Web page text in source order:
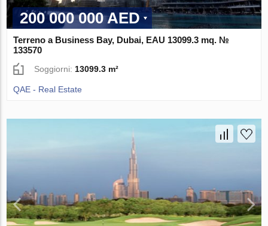
200 000 000 AED
Terreno a Business Bay, Dubai, EAU 13099.3 mq. №
133570
Soggiorni: 13099.3 m²
QAE - Real Estate